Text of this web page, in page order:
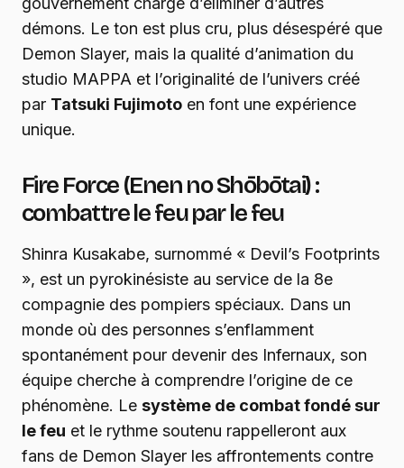
démons. Le ton est plus cru, plus désespéré que
Demon Slayer, mais la qualité d’animation du
studio MAPPA et l’originalité de l’univers créé
par Tatsuki Fujimoto en font une expérience
unique.
Fire Force (Enen no Shōbōtai) :
combattre le feu par le feu
Shinra Kusakabe, surnommé « Devil’s Footprints
», est un pyrokinésiste au service de la 8e
compagnie des pompiers spéciaux. Dans un
monde où des personnes s’enflamment
spontanément pour devenir des Infernaux, son
équipe cherche à comprendre l’origine de ce
phénomène. Le système de combat fondé sur
le feu et le rythme soutenu rappelleront aux
fans de Demon Slayer les affrontements contre